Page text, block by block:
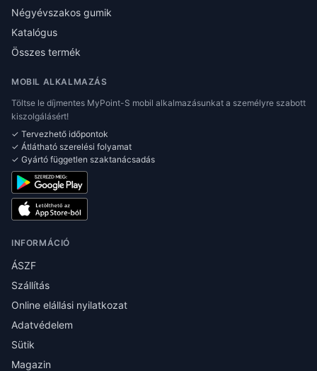
Négyévszakos gumik
Katalógus
Összes termék
MOBIL ALKALMAZÁS
Töltse le díjmentes MyPoint-S mobil alkalmazásunkat a személyre szabott
kiszolgálásért!
✓ Tervezhető időpontok
✓ Átlátható szerelési folyamat
✓ Gyártó független szaktanácsadás
INFORMÁCIÓ
ÁSZF
Szállítás
Online elállási nyilatkozat
Adatvédelem
Sütik
Magazin